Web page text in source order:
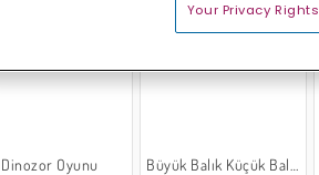
Tsunami'den Kaçış
Dinozor Oyunu Büyük Balık Küçük Balığı Yer
Your Privacy Rights